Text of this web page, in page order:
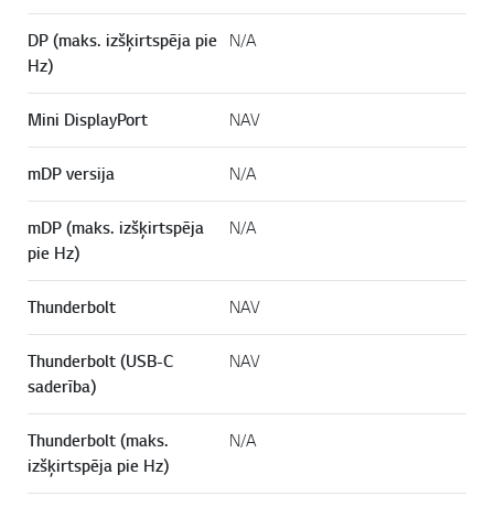
DP (maks. izšķirtspēja pie
Hz)
N/A
Mini DisplayPort NAV
mDP versija N/A
mDP (maks. izšķirtspēja
pie Hz)
N/A
Thunderbolt NAV
Thunderbolt (USB-C
saderība)
NAV
Thunderbolt (maks.
izšķirtspēja pie Hz)
N/A